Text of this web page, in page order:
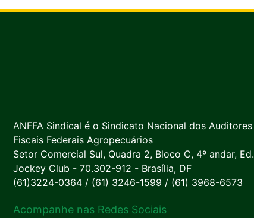
ANFFA Sindical é o Sindicato Nacional dos Auditores
Fiscais Federais Agropecuários
Setor Comercial Sul, Quadra 2, Bloco C, 4º andar, Ed.
Jockey Club - 70.302-912 - Brasília, DF
(61)3224-0364 / (61) 3246-1599 / (61) 3968-6573
Acompanhe nas Redes Sociais